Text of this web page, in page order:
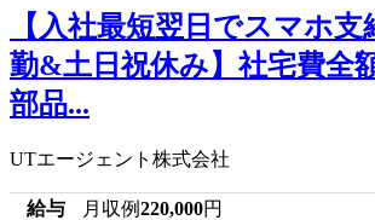
【入社最短翌日でスマホ支
勤&土日祝休み】社宅費全
部品...
UTエージェント株式会社
給与 月収例220,000円